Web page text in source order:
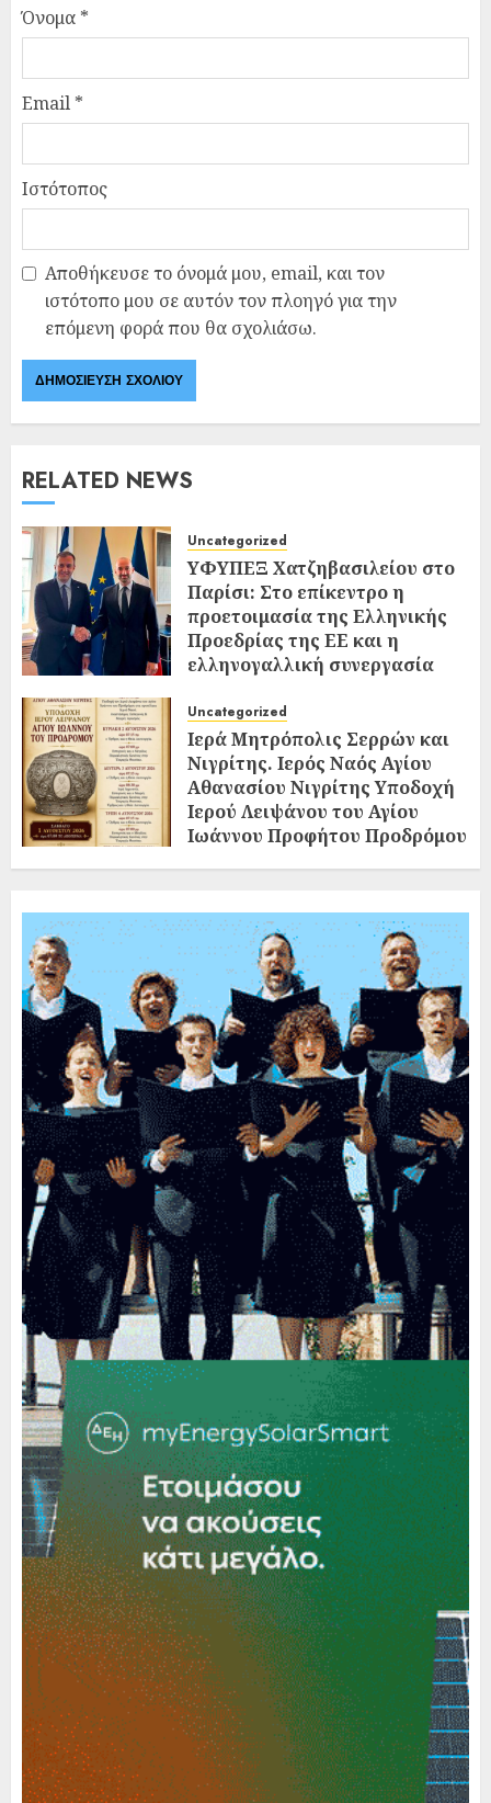
Όνομα *
Email *
Ιστότοπος
Αποθήκευσε το όνομά μου, email, και τον
ιστότοπο μου σε αυτόν τον πλοηγό για την
επόμενη φορά που θα σχολιάσω.
RELATED NEWS
Uncategorized
ΥΦΥΠΕΞ Χατζηβασιλείου στο
Παρίσι: Στο επίκεντρο η
προετοιμασία της Ελληνικής
Προεδρίας της ΕΕ και η
ελληνογαλλική συνεργασία
Uncategorized
Ιερά Μητρόπολις Σερρών και
Νιγρίτης. Ιερός Ναός Αγίου
Αθανασίου Νιγρίτης Υποδοχή
Ιερού Λειψάνου του Αγίου
Ιωάννου Προφήτου Προδρόμου